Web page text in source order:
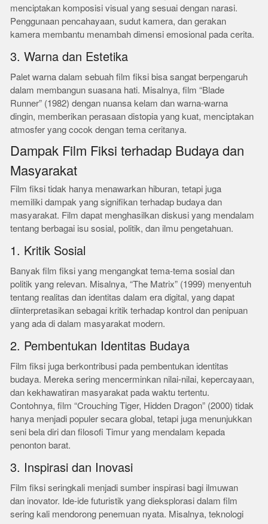
menciptakan komposisi visual yang sesuai dengan narasi.
Penggunaan pencahayaan, sudut kamera, dan gerakan
kamera membantu menambah dimensi emosional pada cerita.
3. Warna dan Estetika
Palet warna dalam sebuah film fiksi bisa sangat berpengaruh
dalam membangun suasana hati. Misalnya, film “Blade
Runner” (1982) dengan nuansa kelam dan warna-warna
dingin, memberikan perasaan distopia yang kuat, menciptakan
atmosfer yang cocok dengan tema ceritanya.
Dampak Film Fiksi terhadap Budaya dan
Masyarakat
Film fiksi tidak hanya menawarkan hiburan, tetapi juga
memiliki dampak yang signifikan terhadap budaya dan
masyarakat. Film dapat menghasilkan diskusi yang mendalam
tentang berbagai isu sosial, politik, dan ilmu pengetahuan.
1. Kritik Sosial
Banyak film fiksi yang mengangkat tema-tema sosial dan
politik yang relevan. Misalnya, “The Matrix” (1999) menyentuh
tentang realitas dan identitas dalam era digital, yang dapat
diinterpretasikan sebagai kritik terhadap kontrol dan penipuan
yang ada di dalam masyarakat modern.
2. Pembentukan Identitas Budaya
Film fiksi juga berkontribusi pada pembentukan identitas
budaya. Mereka sering mencerminkan nilai-nilai, kepercayaan,
dan kekhawatiran masyarakat pada waktu tertentu.
Contohnya, film “Crouching Tiger, Hidden Dragon” (2000) tidak
hanya menjadi populer secara global, tetapi juga menunjukkan
seni bela diri dan filosofi Timur yang mendalam kepada
penonton barat.
3. Inspirasi dan Inovasi
Film fiksi seringkali menjadi sumber inspirasi bagi ilmuwan
dan inovator. Ide-ide futuristik yang dieksplorasi dalam film
sering kali mendorong penemuan nyata. Misalnya, teknologi